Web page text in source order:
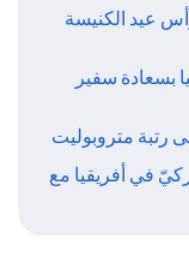
عيد الكنيسة
بسعادة سفير
متروبوليت
في أفريقيا مع